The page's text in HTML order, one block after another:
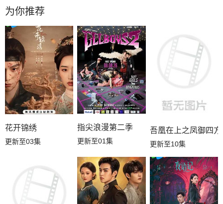
第04集
第01集
为你推荐
花开锦绣
更新至03集
指尖浪漫第二季
更新至01集
吾凰在上之凤御四方
更新至10集